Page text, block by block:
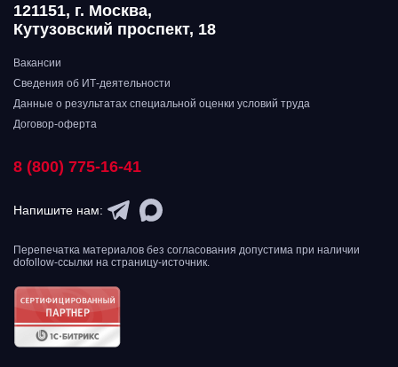
121151, г. Москва,
Кутузовский проспект, 18
Вакансии
Сведения об ИТ-деятельности
Данные о результатах специальной оценки условий труда
Договор-оферта
8 (800) 775-16-41
Напишите нам:
Перепечатка материалов без согласования допустима при наличии
dofollow-ссылки на страницу-источник.